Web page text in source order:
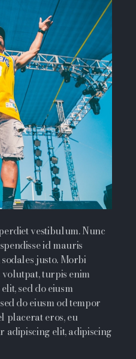
vestibulum. Nunc
id mauris
justo. Morbi
turpis enim
sed do eiusm
do eiusm od tempor
placerat eros, eu
adipiscing elit, adipiscing